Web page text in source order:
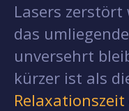
Lasers
das
unversehrt
kürzer ist als
Relaxationszeit